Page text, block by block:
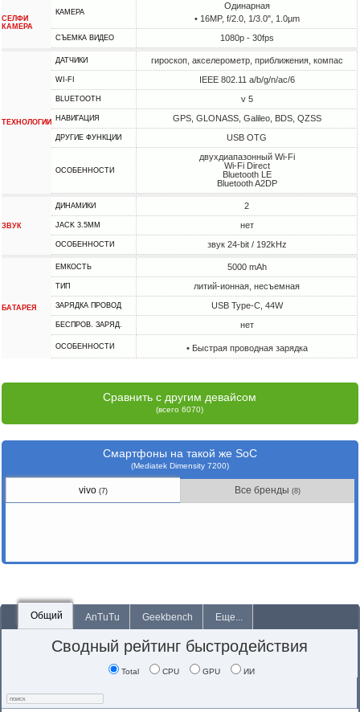
СЕЛФИ
КАМЕРА
КАМЕРА
Одинарная
• 16MP, f/2.0, 1/3.0", 1.0µm
СЪЕМКА ВИДЕО 1080p - 30fps
ТЕХНОЛОГИИ
ДАТЧИКИ гироскоп, акселерометр, приближения, компас
WI-FI IEEE 802.11 a/b/g/n/ac/6
BLUETOOTH v 5
НАВИГАЦИЯ GPS, GLONASS, Galileo, BDS, QZSS
ДРУГИЕ ФУНКЦИИ USB OTG
ОСОБЕННОСТИ
двухдиапазонный Wi-Fi
Wi-Fi Direct
Bluetooth LE
Bluetooth A2DP
ЗВУК
ДИНАМИКИ 2
JACK 3.5MM нет
ОСОБЕННОСТИ звук 24-bit / 192kHz
БАТАРЕЯ
ЕМКОСТЬ 5000 mAh
ТИП литий-ионная, несъемная
ЗАРЯДКА ПРОВОД USB Type-C, 44W
БЕСПРОВ. ЗАРЯД. нет
ОСОБЕННОСТИ • Быстрая проводная зарядка
Сравнить с другим девайсом
(всего 6070)
Смартфоны на такой же SoC
(Mediatek Dimensity 7200)
vivo (7) Все бренды (8)
Общий AnTuTu Geekbench Еще...
Сводный рейтинг быстродействия
Total CPU GPU ИИ